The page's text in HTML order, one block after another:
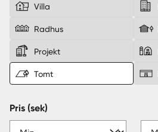
Villa
Radhus
Projekt
Tomt
Pris (sek)